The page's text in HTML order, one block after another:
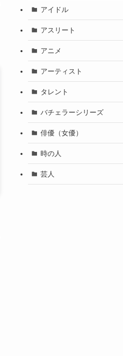
アイドル
アスリート
アニメ
アーティスト
タレント
バチェラーシリーズ
俳優（女優）
時の人
芸人